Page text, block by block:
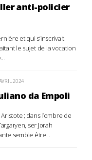
anti-policier
et qui s’inscrivait
le sujet de la vocation
2024
da Empoli
; dans l’ombre de
ser Jorah
semble être...